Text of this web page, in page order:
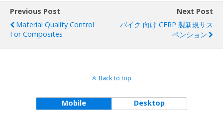
Previous Post
Material Quality Control
For Composites
Next Post
バイク 向け CFRP 製新規サス
ペンション
Back to top
Mobile Desktop